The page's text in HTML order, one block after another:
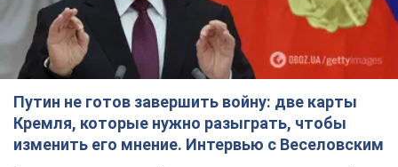
Путин не готов завершить войну: две карты
Кремля, которые нужно разыграть, чтобы
изменить его мнение. Интервью с Веселовским